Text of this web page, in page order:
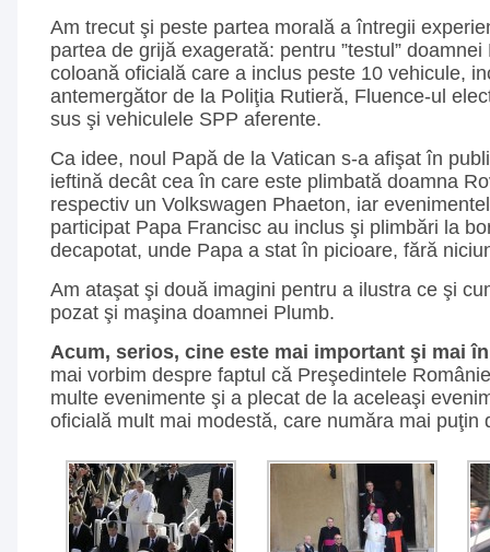
Am trecut şi peste partea morală a întregii
partea de grijă exagerată: pentru ”testul”
coloană oficială care a inclus peste 10 vehicule,
antemergător de la Poliţia Rutieră, Fluence-ul
sus şi vehiculele SPP aferente.
Ca idee, noul Papă de la Vatican s-a afişat în
ieftină decât cea în care este plimbată doamna
respectiv un Volkswagen Phaeton, iar
participat Papa Francisc au inclus şi plimbări la
decapotat, unde Papa a stat în picioare, fără
Am ataşat şi două imagini pentru a ilustra ce şi
pozat şi maşina doamnei Plumb.
Acum, serios, cine este mai important şi mai
mai vorbim despre faptul că Preşedintele
multe evenimente şi a plecat de la aceleaşi
oficială mult mai modestă, care număra mai puţin